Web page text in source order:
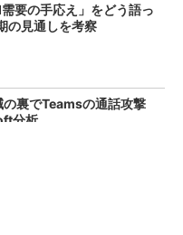
要の手応え」をどう語っ
見通しを考察
裏でTeamsの通話攻撃
分析